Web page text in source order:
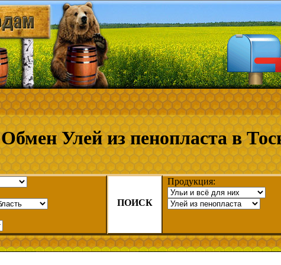
Обмен Улей из пенопласта в
Продукция:
ПОИСК